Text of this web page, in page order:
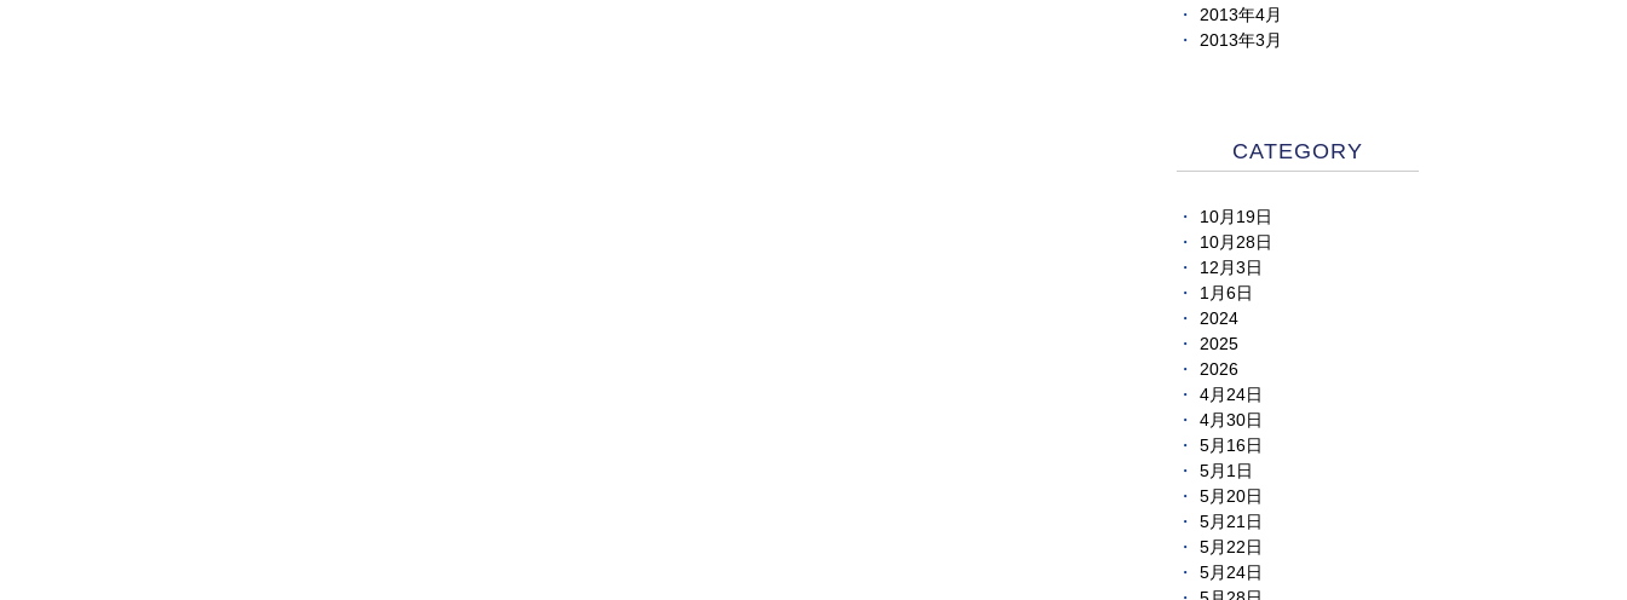
2013年4月
2013年3月
CATEGORY
10月19日
10月28日
12月3日
1月6日
2024
2025
2026
4月24日
4月30日
5月16日
5月1日
5月20日
5月21日
5月22日
5月24日